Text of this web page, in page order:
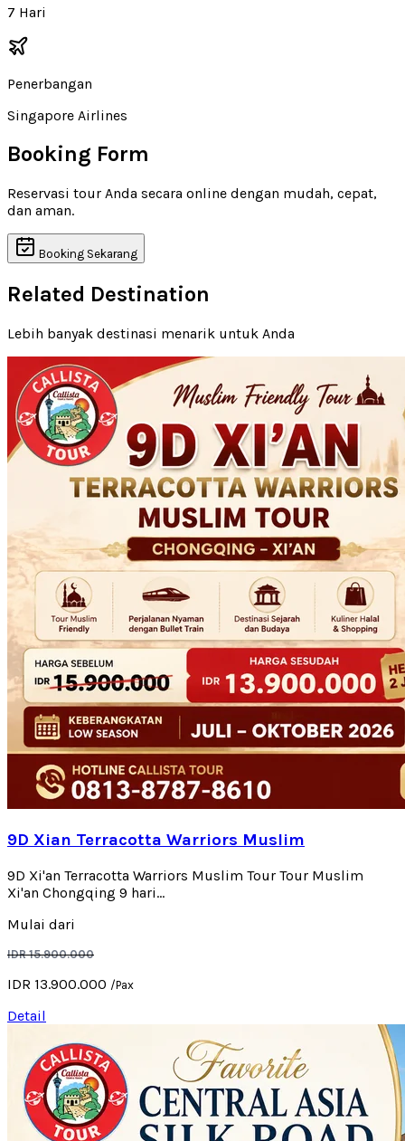
7 Hari
Penerbangan
Singapore Airlines
Booking Form
Reservasi tour Anda secara online dengan mudah, cepat,
dan aman.
Booking Sekarang
Related Destination
Lebih banyak destinasi menarik untuk Anda
9D Xian Terracotta Warriors Muslim
9D Xi'an Terracotta Warriors Muslim Tour Tour Muslim
Xi'an Chongqing 9 hari...
Mulai dari
IDR 15.900.000
IDR 13.900.000 /Pax
Detail